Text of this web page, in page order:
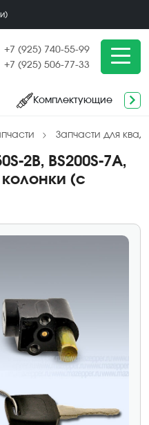
)
+7 (925) 740-55-99
+7 (925) 506-77-33
Комплектующие
Запчасти для
2B, BS200S-7A,
колонки (с